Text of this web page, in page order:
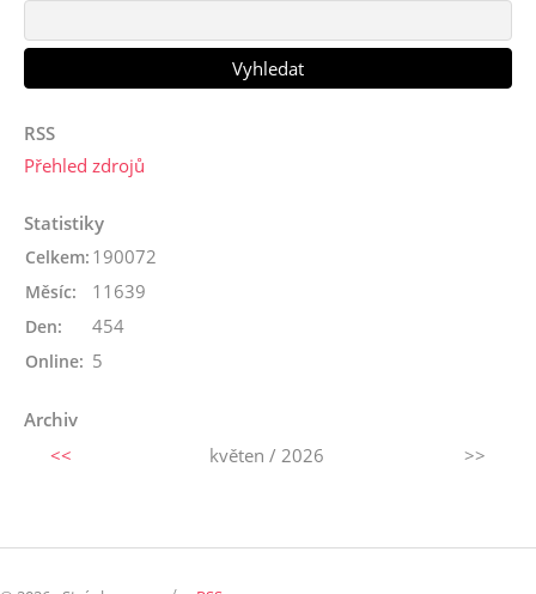
RSS
Přehled zdrojů
Statistiky
Online: 5
Celkem: 190072
Měsíc: 11639
Den: 454
Archiv
<<
květen / 2026 >>